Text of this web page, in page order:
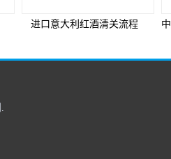
中港物流公司如何适应国家物流新形势